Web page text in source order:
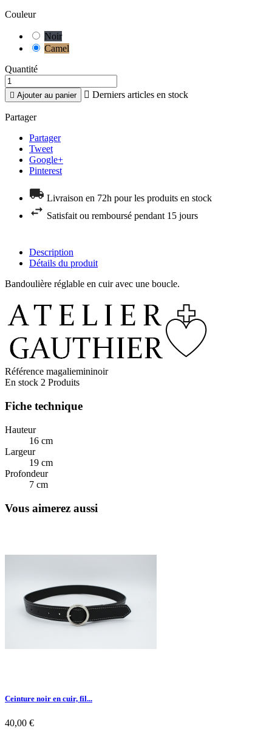
Couleur
Noir
Camel
Quantité
 Ajouter au panier  Derniers articles en stock
Partager
Partager
Tweet
Google+
Pinterest
Livraison en 72h pour les produits en stock
Satisfait ou remboursé pendant 15 jours
Description
Détails du produit
Bandoulière réglable en cuir avec une boucle.
Référence magaliemininoir
En stock 2 Produits
Fiche technique
Hauteur
16 cm
Largeur
19 cm
Profondeur
7 cm
Vous aimerez aussi
Ceinture noir en cuir, fil...
40,00 €